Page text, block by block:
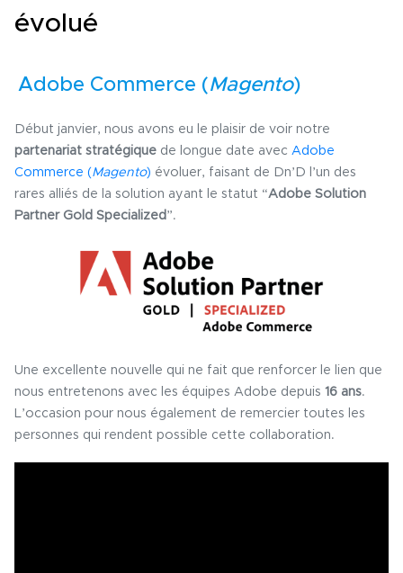
évolué
Adobe Commerce (Magento)
Début janvier, nous avons eu le plaisir de voir notre
partenariat stratégique de longue date avec Adobe
Commerce (Magento) évoluer, faisant de Dn’D l’un des
rares alliés de la solution ayant le statut “Adobe Solution
Partner Gold Specialized ”.
Une excellente nouvelle qui ne fait que renforcer le lien que
nous entretenons avec les équipes Adobe depuis 16 ans.
L’occasion pour nous également de remercier toutes les
personnes qui rendent possible cette collaboration.